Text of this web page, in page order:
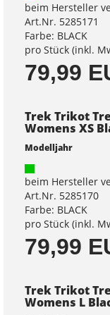
beim Hersteller
Art.Nr. 5285171
Farbe: BLACK
pro Stück (inkl.
79,99
Trek Trikot
Womens XS
Modelljahr
beim Hersteller
Art.Nr. 5285170
Farbe: BLACK
pro Stück (inkl.
79,99
Trek Trikot
Womens L